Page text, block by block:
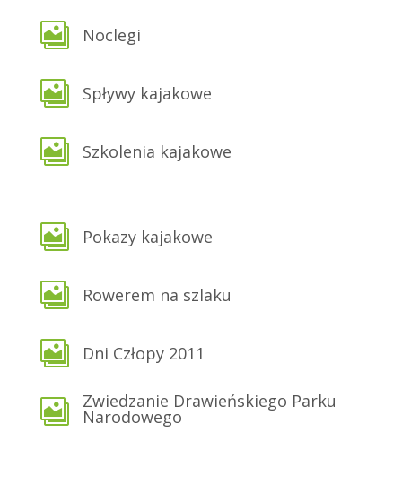
 Noclegi
 Spływy kajakowe
 Szkolenia kajakowe
 Pokazy kajakowe
 Rowerem na szlaku
 Dni Człopy 2011
 Zwiedzanie Drawieńskiego Parku
Narodowego